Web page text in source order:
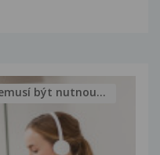
být nutnou...